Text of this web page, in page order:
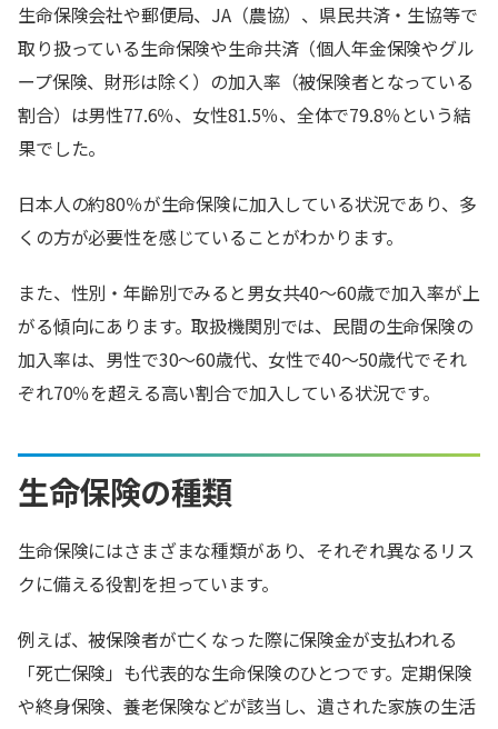
生命保険会社や郵便局、JA（農協）、県民共済・生協等で
取り扱っている生命保険や生命共済（個人年金保険やグル
ープ保険、財形は除く）の加入率（被保険者となっている
割合）は男性77.6％、女性81.5％、全体で79.8％という結
果でした。
日本人の約80％が生命保険に加入している状況であり、多
くの方が必要性を感じていることがわかります。
また、性別・年齢別でみると男女共40〜60歳で加入率が上
がる傾向にあります。取扱機関別では、民間の生命保険の
加入率は、男性で30〜60歳代、女性で40〜50歳代でそれ
ぞれ70％を超える高い割合で加入している状況です。
生命保険の種類
生命保険にはさまざまな種類があり、それぞれ異なるリス
クに備える役割を担っています。
例えば、被保険者が亡くなった際に保険金が支払われる
「死亡保険」も代表的な生命保険のひとつです。定期保険
や終身保険、養老保険などが該当し、遺された家族の生活